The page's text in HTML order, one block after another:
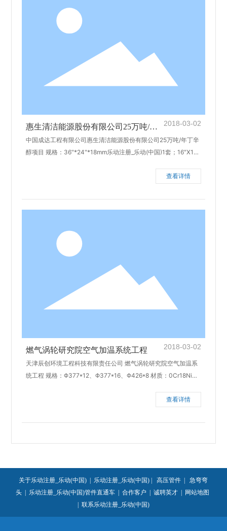
惠生清洁能源股份有限公司25万吨/年
丁辛醇项目
2018-03-02
中国成达工程有限公司惠生清洁能源股份有限公司25万吨/年丁辛
醇项目 规格：36"*24"*18mm乐动注册_乐动(中国)1套；16"X1
查看详情
燃气涡轮研究院空气加温系统工程 2018-03-02
天津辰创环境工程科技有限责任公司 燃气涡轮研究院空气加温系
统工程 规格：Φ377*12、Φ377*16、Φ426*8 材质：0Cr18Ni
查看详情
关于乐动注册_乐动(中国) 乐动注册_乐动(中国) |高压管件
急弯弯
头
乐动注册_乐动(中国)管件直通车 |合作客户 |诚聘英才
网站地图
联系乐动注册_乐动(中国)